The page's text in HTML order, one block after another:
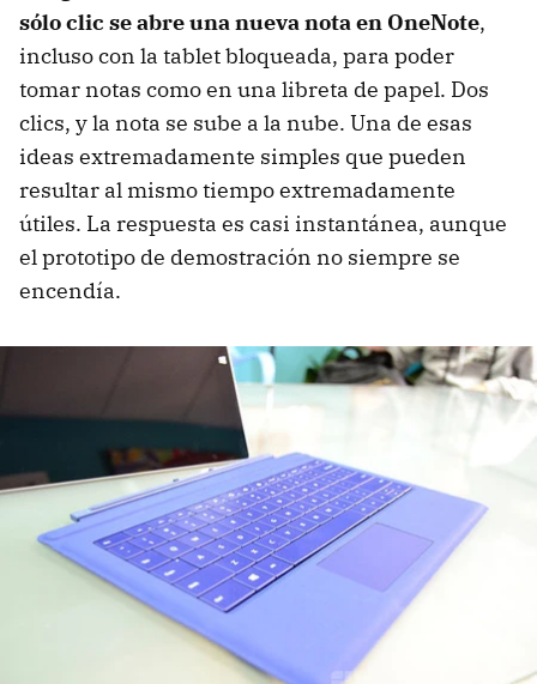
sólo clic se abre una nueva nota en OneNote,
incluso con la tablet bloqueada, para poder
tomar notas como en una libreta de papel. Dos
clics, y la nota se sube a la nube. Una de esas
ideas extremadamente simples que pueden
resultar al mismo tiempo extremadamente
útiles. La respuesta es casi instantánea, aunque
el prototipo de demostración no siempre se
encendía.